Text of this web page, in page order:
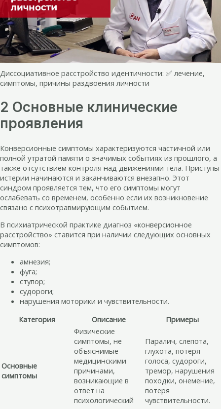
Диссоциативное расстройство идентичности: ✅ лечение,
симптомы, причины раздвоения личности
2 Основные клинические
проявления
Конверсионные симптомы характеризуются частичной или
полной утратой памяти о значимых событиях из прошлого, а
также отсутствием контроля над движениями тела. Приступы
истерии начинаются и заканчиваются внезапно. Этот
синдром проявляется тем, что его симптомы могут
ослабевать со временем, особенно если их возникновение
связано с психотравмирующим событием.
В психиатрической практике диагноз «конверсионное
расстройство» ставится при наличии следующих основных
симптомов:
амнезия;
фуга;
ступор;
судороги;
нарушения моторики и чувствительности.
Категория
Описание Примеры
Основные
симптомы
Физические
симптомы, не
объяснимые
медицинскими
причинами,
возникающие в
ответ на
психологический
Паралич, слепота,
глухота, потеря
голоса, судороги,
тремор, нарушения
походки, онемение,
потеря
чувствительности.